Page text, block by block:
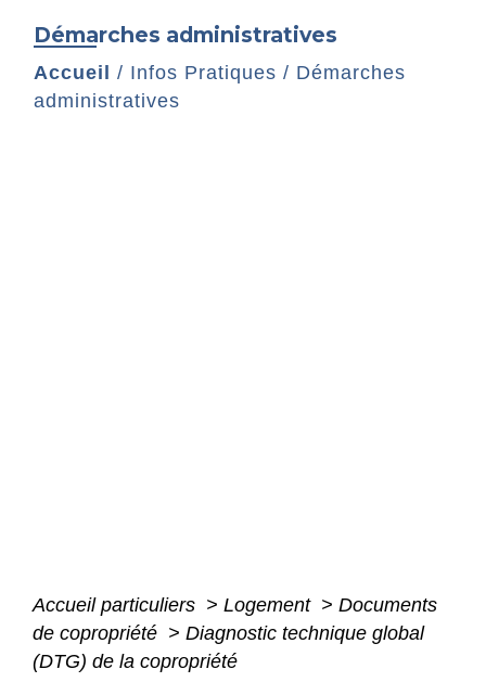
Démarches administratives
Accueil / Infos Pratiques / Démarches
administratives
Accueil particuliers > Logement > Documents
de copropriété > Diagnostic technique global
(DTG) de la copropriété